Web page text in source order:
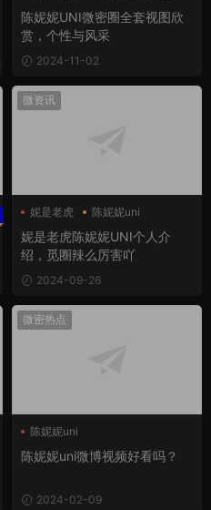
陈妮妮UNI微密圈全套视图欣
赏，个性与风采
2024-11-02
微资讯
妮是老虎 陈妮妮uni
妮是老虎陈妮妮UNI个人介
绍，觅圈辣么厉害吖
2024-09-26
微密热点
陈妮妮uni
陈妮妮uni微博视频
陈妮妮uni微博视频好看吗？
2024-02-09